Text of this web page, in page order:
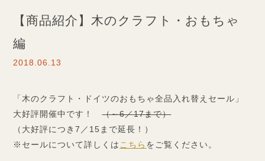
【商品紹介】木のクラフト・おもちゃ
編
2018.06.13
「木のクラフト・ドイツのおもちゃ全品入れ替えセール」
大好評開催中です！（～6／17まで）
（大好評につき7／15まで延長！）
※セールについて詳しくは こちら をご覧ください。